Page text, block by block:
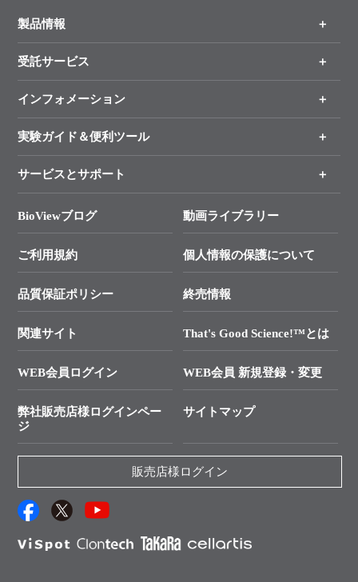
製品情報
製品一覧
手法から製品を探す
新製品情報
受託サービス
オンライン注文
インフォメーション
キャンペーン
タカラバイオ各種会員募集のお知らせ
終売製品のお知らせ
価格改定のご案内
タカラバイオ発表文献
実験ガイド＆便利ツール
リアルタイムPCR実験のススメ
幹細胞・再生医療研究ガイド
クローニング実験ガイド
SMARTer NGSポータルサイト
プライマー設計
制限酵素切断サイトの検索
ユーザーズボイス集
エピジェネティクス実験ガイド
抗体検索サイト
サービスとサポート
総合お問い合わせ
├ 実験コンシェルジュ
├ 受託サービスお問い合わせ
└ カスタム製造お問い合わせ
資料請求 機器関連
資料請求 受託関連
資料請求 核酸抽出・精製カタログ
サンプル請求一覧
BioViewブログ 動画ライブラリー
ご利用規約 個人情報の保護について
品質保証ポリシー 終売情報
関連サイト That's Good Science!™とは
WEB会員ログイン WEB会員 新規登録・変更
弊社販売店様ログインペー
ジ
サイトマップ
販売店様ログイン